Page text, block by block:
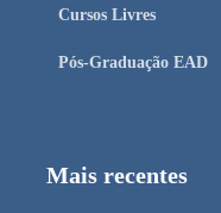
Cursos Livres
Pós-Graduação EAD
Mais recentes